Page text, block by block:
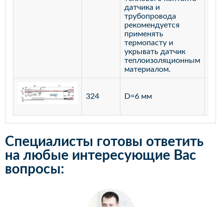
датчика и
трубопровода
рекомендуется
применять
термопасту и
укрывать датчик
теплоизоляционным
материалом.
324 D=6 мм
Специалисты готовы ответить
на любые интересующие Вас
вопросы: